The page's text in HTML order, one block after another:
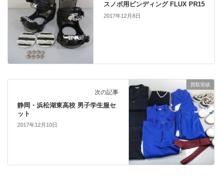
スノボ用ビンディング FLUX PR15
2017年12月8日
買取実績
次の記事
静岡・浜松湖東高校 男子学生服セ
ット
2017年12月10日